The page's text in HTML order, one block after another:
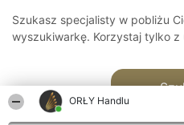
ORŁY Handlu
Szukasz specjalisty w pobliżu
wyszukiwarkę. Korzystaj tylko z